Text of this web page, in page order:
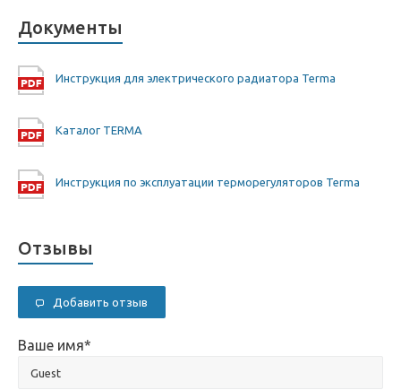
Документы
Инструкция для электрического радиатора Terma
Каталог TERMA
Инструкция по эксплуатации терморегуляторов Terma
Отзывы
Добавить отзыв
Ваше имя*